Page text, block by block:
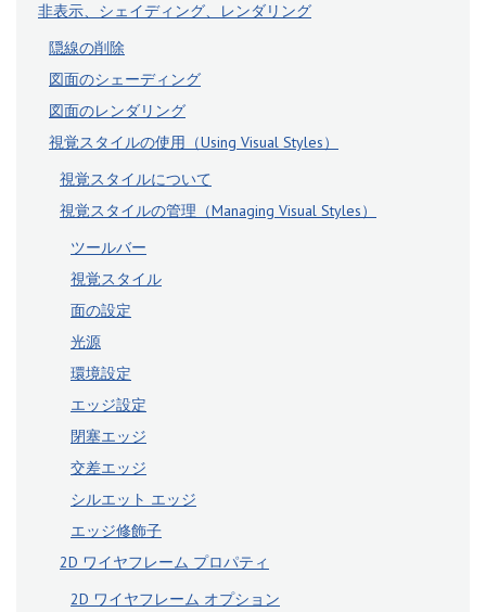
非表示、シェイディング、レンダリング
隠線の削除
図面のシェーディング
図面のレンダリング
視覚スタイルの使用（Using Visual Styles）
視覚スタイルについて
視覚スタイルの管理（Managing Visual Styles）
ツールバー
視覚スタイル
面の設定
光源
環境設定
エッジ設定
閉塞エッジ
交差エッジ
シルエット エッジ
エッジ修飾子
2D ワイヤフレーム プロパティ
2D ワイヤフレーム オプション